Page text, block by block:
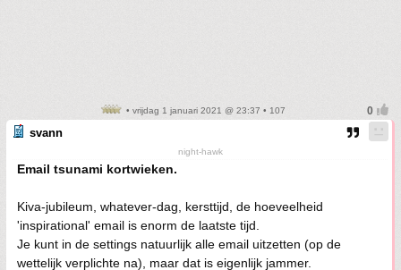
• vrijdag 1 januari 2021 @ 23:37 • 107
svann
night-hawk
Email tsunami kortwieken.
Kiva-jubileum, whatever-dag, kersttijd, de hoeveelheid
'inspirational' email is enorm de laatste tijd.
Je kunt in de settings natuurlijk alle email uitzetten (op de
wettelijk verplichte na), maar dat is eigenlijk jammer.